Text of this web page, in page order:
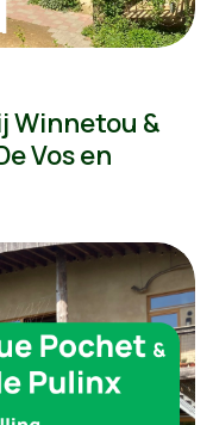
Winnetou &
Vos en